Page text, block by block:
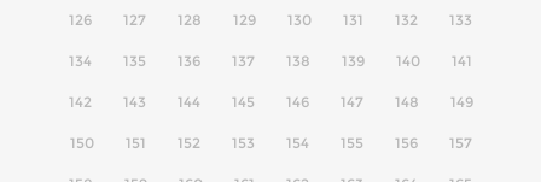
126 127 128 129 130 131 132 133
134 135 136 137 138 139 140 141
142 143 144 145 146 147 148 149
150 151 152 153 154 155 156 157